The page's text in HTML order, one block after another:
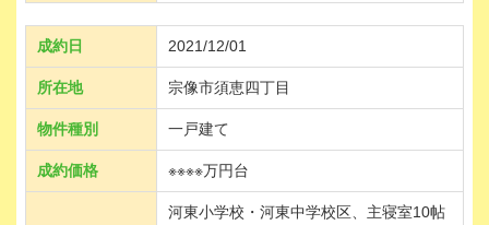
成約日 2021/12/01
所在地 宗像市須恵四丁目
物件種別 一戸建て
成約価格 ※※※※万円台
河東小学校・河東中学校区、主寝室10帖